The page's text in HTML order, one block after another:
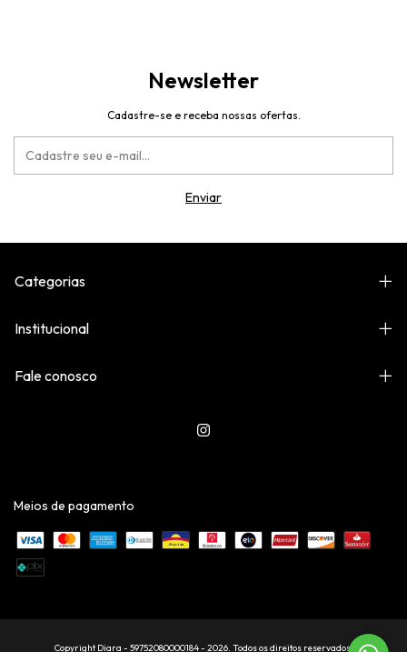
Newsletter
Cadastre-se e receba nossas ofertas.
Categorias
Institucional
Fale conosco
Meios de pagamento
Copyright Diara - 59752080000184 - 2026. Todos os direitos reservados.